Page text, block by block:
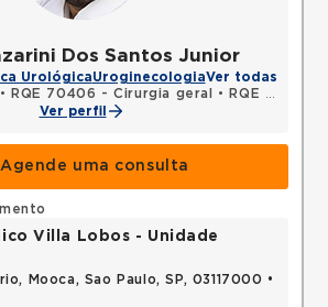
Dos Santos Junior
UrológicaUroginecologiaVer todas
• RQE 70406 - Cirurgia geral •
RQE 70407 - Urologia
Ver perfil
Agende uma consulta
Villa Lobos - Unidade
Mooca, Sao Paulo, SP, 03117000 •